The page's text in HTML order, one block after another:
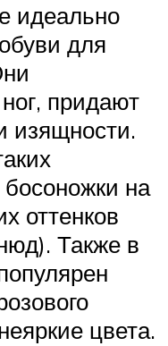
идеально
для
придают
изящности.
на
оттенков
Также в
цвета.